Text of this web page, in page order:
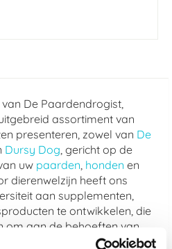
De Paardendrogist,
assortiment van
presenteren, zowel van De
Dursy Dog, gericht op de
uw paarden, honden en
dierenwelzijn heeft ons
aan supplementen,
te ontwikkelen, die
om aan de behoeften van
voldoen.